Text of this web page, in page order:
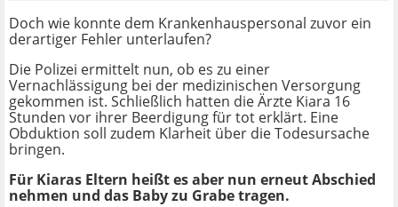
Doch wie konnte dem Krankenhauspersonal zuvor ein
derartiger Fehler unterlaufen?
Die Polizei ermittelt nun, ob es zu einer
Vernachlässigung bei der medizinischen Versorgung
gekommen ist. Schließlich hatten die Ärzte Kiara 16
Stunden vor ihrer Beerdigung für tot erklärt. Eine
Obduktion soll zudem Klarheit über die Todesursache
bringen.
Für Kiaras Eltern heißt es aber nun erneut Abschied
nehmen und das Baby zu Grabe tragen.